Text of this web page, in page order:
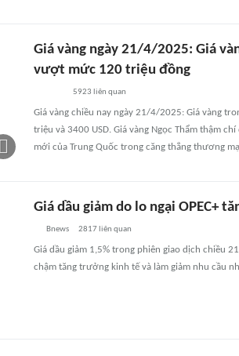
Giá vàng ngày 21/4/2025: Giá
vượt mức 120 triệu đồng
5923 liên quan
Giá vàng chiều nay ngày 21/4/2025: Giá vàng
triệu và 3400 USD. Giá vàng Ngọc Thẩm thậm
mới của Trung Quốc trong căng thẳng thương
Giá dầu giảm do lo ngại OPEC+
Bnews 2817 liên quan
Giá dầu giảm 1,5% trong phiên giao dịch chiều
chậm tăng trưởng kinh tế và làm giảm nhu cầu